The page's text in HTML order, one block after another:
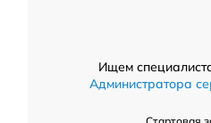
Ищем
Администратора